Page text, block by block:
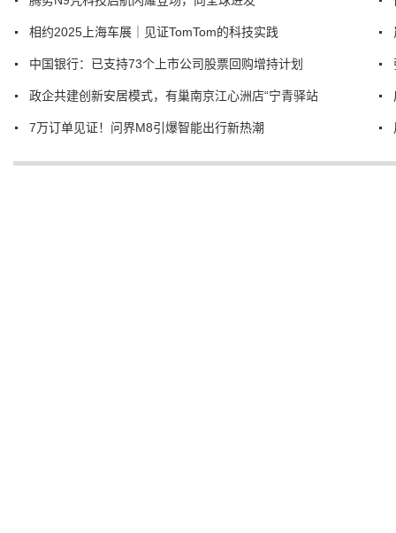
相约2025上海车展｜见证TomTom的科技实践
中国银行：已支持73个上市公司股票回购增持计划
政企共建创新安居模式，有巢南京江心洲店“宁青驿站
7万订单见证！问界M8引爆智能出行新热潮